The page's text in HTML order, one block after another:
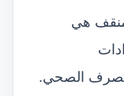
هي
الصرف الصحي.